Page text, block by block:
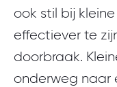
ook stil bij
effectiever te
doorbraak.
onderweg naar